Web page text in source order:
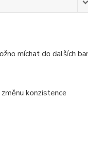
míchat do dalších
konzistence